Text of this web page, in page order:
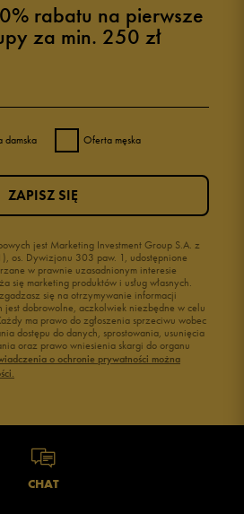
rabatu na pierwsze
za min. 250 zł
damska Oferta męska
jest Marketing Investment Group S.A. z
os. Dywizjonu 303 paw. 1, udostępnione
w prawnie uzasadnionym interesie
się marketing produktów i usług własnych.
się na otrzymywanie informacji
jest dobrowolne, aczkolwiek niezbędne w celu
ma prawo do zgłoszenia sprzeciwu wobec
dostępu do danych, sprostowania, usunięcia
oraz prawo wniesienia skargi do organu
o ochronie prywatności można
ZAPISZ SIĘ
CHAT